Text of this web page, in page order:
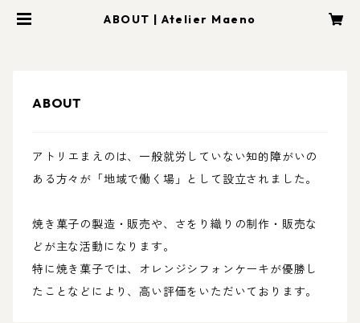
ABOUT | Atelier Maeno
ABOUT
アトリエまえのは、一般就労していない知的障がいの
ある方々が「地域で働く場」として設立されました。
焼き菓子の製造・販売や、さをり織りの制作・販売な
どが主な活動になります。
特に焼き菓子では、オレンジシフォンケーキが優勝し
たことなどにより、高い評価をいただいております。